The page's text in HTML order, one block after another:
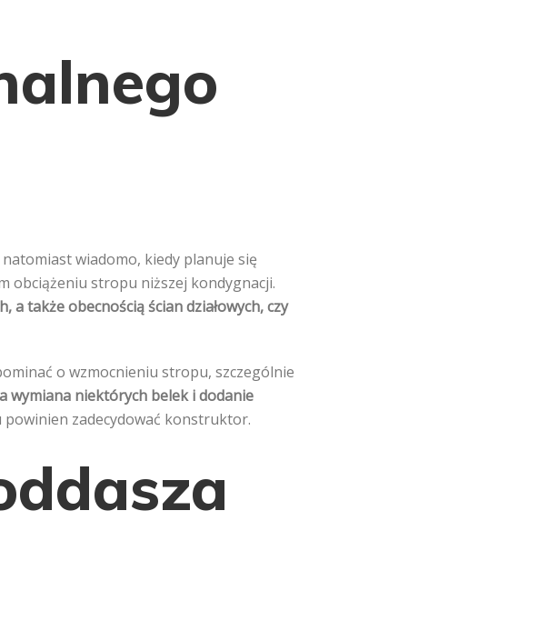
wiadomo, kiedy planuje się
obciążeniu stropu niższej kondygnacji.
a także obecnością ścian działowych, czy
o wzmocnieniu stropu, szczególnie
wymiana niektórych belek i dodanie
powinien zadecydować konstruktor.